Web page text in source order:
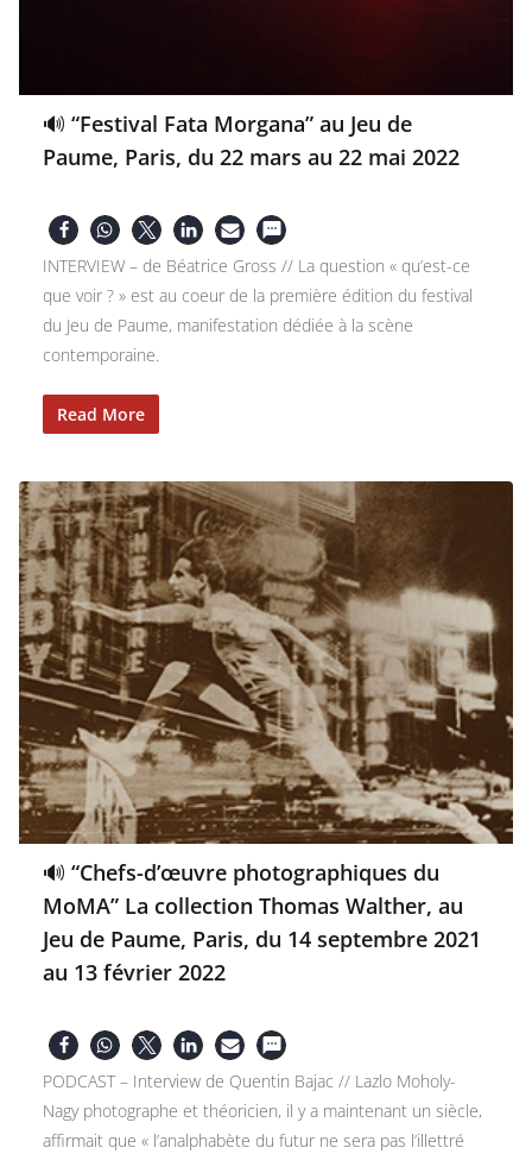
🔊 “Festival Fata Morgana” au Jeu de
Paume, Paris, du 22 mars au 22 mai 2022
INTERVIEW – de Béatrice Gross // La question « qu’est-ce
que voir ? » est au coeur de la première édition du festival
du Jeu de Paume, manifestation dédiée à la scène
contemporaine.
Read More
🔊 “Chefs-d’œuvre photographiques du
MoMA” La collection Thomas Walther, au
Jeu de Paume, Paris, du 14 septembre 2021
au 13 février 2022
PODCAST – Interview de Quentin Bajac // Lazlo Moholy-
Nagy photographe et théoricien, il y a maintenant un siècle,
affirmait que « l’analphabète du futur ne sera pas l’illettré